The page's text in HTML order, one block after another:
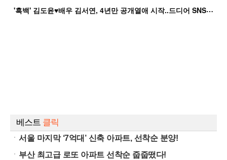
'
흑백' 김도윤♥배우 김서연, 4년만 공개열애 시작..드디어 SNS에 노출 [핫피...